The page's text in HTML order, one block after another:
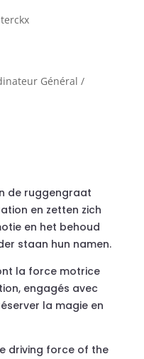
Général /
de ruggengraat
en zetten zich
en het behoud
staan hun namen.
la force motrice
engagés avec
la magie en
driving force of the